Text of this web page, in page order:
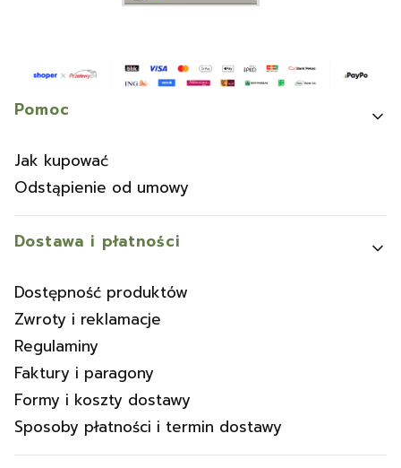
Linki w stopce
Pomoc
Jak kupować
Odstąpienie od umowy
Dostawa i płatności
Dostępność produktów
Zwroty i reklamacje
Regulaminy
Faktury i paragony
Formy i koszty dostawy
Sposoby płatności i termin dostawy